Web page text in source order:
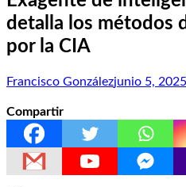
detalla los métodos
por la CIA
Francisco Gonzálezjunio 5, 2025
Compartir